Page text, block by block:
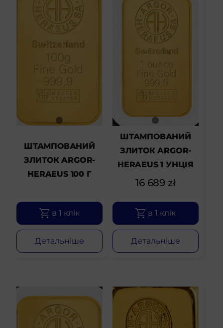
ШТАМПОВАНИЙ
ЗЛИТОК ARGOR-
HERAEUS 100 Г
в 1 клік
Детальніше
ШТАМПОВАНИЙ
ЗЛИТОК ARGOR-
HERAEUS 1 УНЦІЯ
16 689 zł
в 1 клік
Детальніше